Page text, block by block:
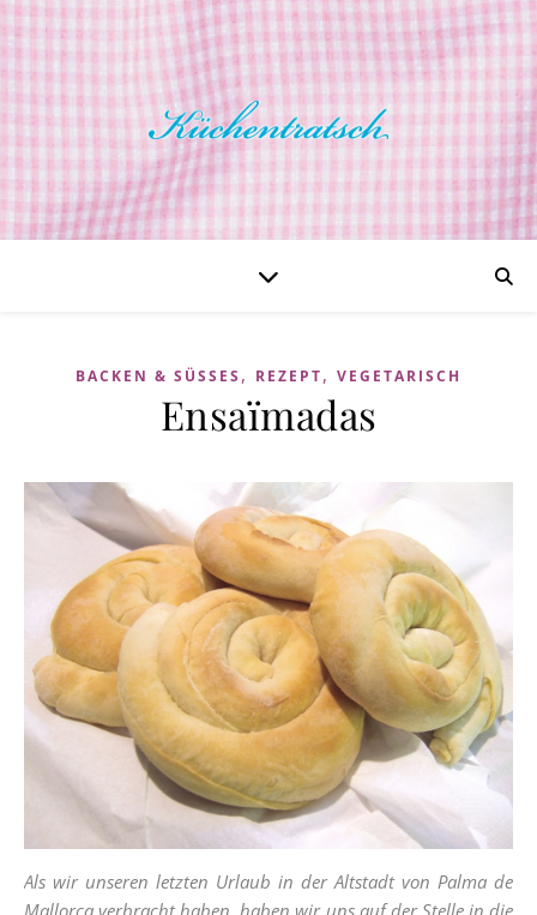
BACKEN & SÜSSES , REZEPT, VEGETARISCH
Ensaïmadas
Als wir unseren letzten Urlaub in der Altstadt von Palma de
Mallorca verbracht haben, haben wir uns auf der Stelle in die